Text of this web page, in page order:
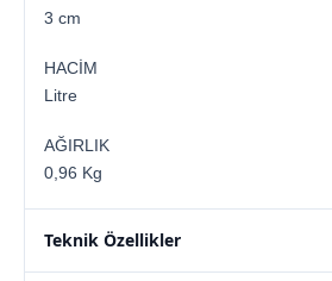
3 cm
HACİM
Litre
AĞIRLIK
0,96 Kg
Teknik Özellikler